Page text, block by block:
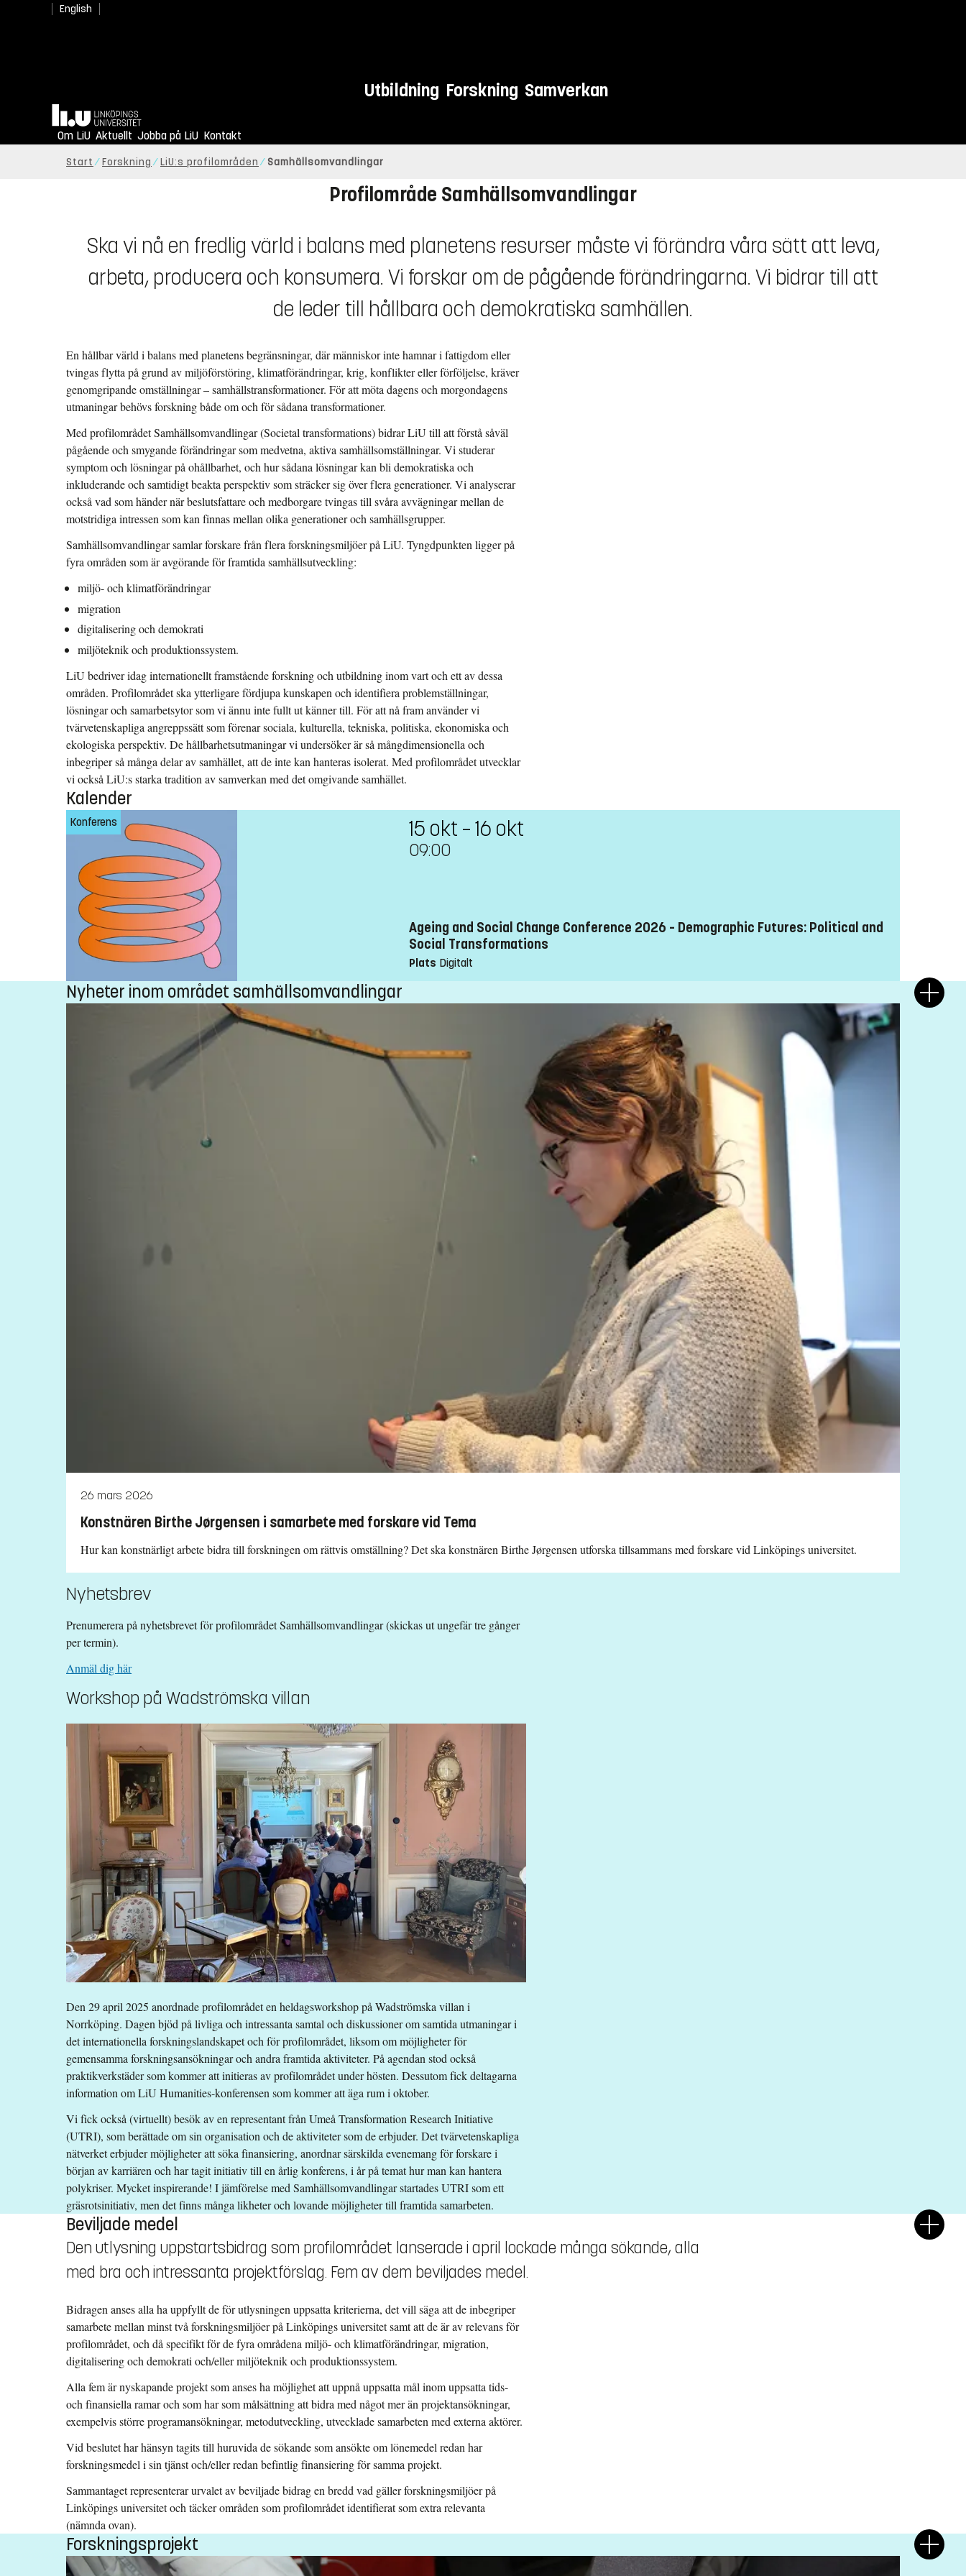
English
Utbildning Forskning Samverkan
Hem
Om LiU Aktuellt Jobba på LiU Kontakt
För hållbarhet i samtid och framtid, lokalt och globalt
Samhällsomvandlingar
Start Forskning LiU:s profilområden Samhällsomvandlingar
Profilområde Samhällsomvandlingar
Ska vi nå en fredlig värld i balans med planetens resurser måste vi förändra våra sätt att leva,
arbeta, producera och konsumera. Vi forskar om de pågående förändringarna. Vi bidrar till att
de leder till hållbara och demokratiska samhällen.
En hållbar värld i balans med planetens begränsningar, där människor inte hamnar i fattigdom eller
tvingas flytta på grund av miljöförstöring, klimatförändringar, krig, konflikter eller förföljelse, kräver
genomgripande omställningar – samhällstransformationer. För att möta dagens och morgondagens
utmaningar behövs forskning både om och för sådana transformationer.
Med profilområdet Samhällsomvandlingar (Societal transformations) bidrar LiU till att förstå såväl
pågående och smygande förändringar som medvetna, aktiva samhällsomställningar. Vi studerar
symptom och lösningar på ohållbarhet, och hur sådana lösningar kan bli demokratiska och
inkluderande och samtidigt beakta perspektiv som sträcker sig över flera generationer. Vi analyserar
också vad som händer när beslutsfattare och medborgare tvingas till svåra avvägningar mellan de
motstridiga intressen som kan finnas mellan olika generationer och samhällsgrupper.
Samhällsomvandlingar samlar forskare från flera forskningsmiljöer på LiU. Tyngdpunkten ligger på
fyra områden som är avgörande för framtida samhällsutveckling:
miljö- och klimatförändringar
migration
digitalisering och demokrati
miljöteknik och produktionssystem.
LiU bedriver idag internationellt framstående forskning och utbildning inom vart och ett av dessa
områden. Profilområdet ska ytterligare fördjupa kunskapen och identifiera problemställningar,
lösningar och samarbetsytor som vi ännu inte fullt ut känner till. För att nå fram använder vi
tvärvetenskapliga angreppssätt som förenar sociala, kulturella, tekniska, politiska, ekonomiska och
ekologiska perspektiv. De hållbarhetsutmaningar vi undersöker är så mångdimensionella och
inbegriper så många delar av samhället, att de inte kan hanteras isolerat. Med profilområdet utvecklar
vi också LiU:s starka tradition av samverkan med det omgivande samhället.
Kalender
Konferens 15 okt – 16 okt
09:00
Ageing and Social Change Conference 2026 – Demographic Futures: Political and
Social Transformations
Plats Digitalt
Nyheter inom området samhällsomvandlingar
26 mars 2026
Konstnären Birthe Jørgensen i samarbete med forskare vid Tema
Hur kan konstnärligt arbete bidra till forskningen om rättvis omställning? Det ska konstnären Birthe Jørgensen utforska tillsammans med forskare vid Linköpings universitet.
Nyhetsbrev
Prenumerera på nyhetsbrevet för profilområdet Samhällsomvandlingar (skickas ut ungefär tre gånger
per termin).
Anmäl dig här
Workshop på Wadströmska villan
Den 29 april 2025 anordnade profilområdet en heldagsworkshop på Wadströmska villan i
Norrköping. Dagen bjöd på livliga och intressanta samtal och diskussioner om samtida utmaningar i
det internationella forskningslandskapet och för profilområdet, liksom om möjligheter för
gemensamma forskningsansökningar och andra framtida aktiviteter. På agendan stod också
praktikverkstäder som kommer att initieras av profilområdet under hösten. Dessutom fick deltagarna
information om LiU Humanities-konferensen som kommer att äga rum i oktober.
Vi fick också (virtuellt) besök av en representant från Umeå Transformation Research Initiative
(UTRI), som berättade om sin organisation och de aktiviteter som de erbjuder. Det tvärvetenskapliga
nätverket erbjuder möjligheter att söka finansiering, anordnar särskilda evenemang för forskare i
början av karriären och har tagit initiativ till en årlig konferens, i år på temat hur man kan hantera
polykriser. Mycket inspirerande! I jämförelse med Samhällsomvandlingar startades UTRI som ett
gräsrotsinitiativ, men det finns många likheter och lovande möjligheter till framtida samarbeten.
Beviljade medel
Den utlysning uppstartsbidrag som profilområdet lanserade i april lockade många sökande, alla
med bra och intressanta projektförslag. Fem av dem beviljades medel.
Bidragen anses alla ha uppfyllt de för utlysningen uppsatta kriterierna, det vill säga att de inbegriper
samarbete mellan minst två forskningsmiljöer på Linköpings universitet samt att de är av relevans för
profilområdet, och då specifikt för de fyra områdena miljö- och klimatförändringar, migration,
digitalisering och demokrati och/eller miljöteknik och produktionssystem.
Alla fem är nyskapande projekt som anses ha möjlighet att uppnå uppsatta mål inom uppsatta tids-
och finansiella ramar och som har som målsättning att bidra med något mer än projektansökningar,
exempelvis större programansökningar, metodutveckling, utvecklade samarbeten med externa aktörer.
Vid beslutet har hänsyn tagits till huruvida de sökande som ansökte om lönemedel redan har
forskningsmedel i sin tjänst och/eller redan befintlig finansiering för samma projekt.
Sammantaget representerar urvalet av beviljade bidrag en bredd vad gäller forskningsmiljöer på
Linköpings universitet och täcker områden som profilområdet identifierat som extra relevanta
(nämnda ovan).
Forskningsprojekt